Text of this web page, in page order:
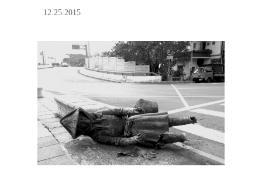
12.25.2015